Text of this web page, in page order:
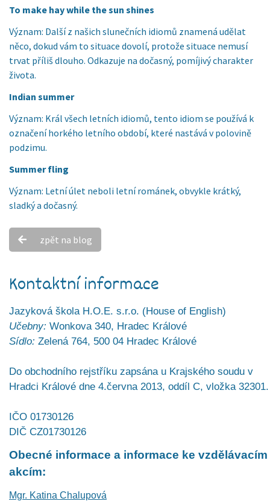
To make hay while the sun shines
Význam: Další z našich slunečních idiomů znamená udělat
něco, dokud vám to situace dovolí, protože situace nemusí
trvat příliš dlouho. Odkazuje na dočasný, pomíjivý charakter
života.
Indian summer
Význam: Král všech letních idiomů, tento idiom se používá k
označení horkého letního období, které nastává v polovině
podzimu.
Summer fling
Význam: Letní úlet neboli letní románek, obvykle krátký,
sladký a dočasný.
zpět na blog
Kontaktní informace
Jazyková škola H.O.E. s.r.o. (House of English)
Učebny: Wonkova 340, Hradec Králové
Sídlo: Zelená 764, 500 04 Hradec Králové
Do obchodního rejstříku zapsána u Krajského soudu v
Hradci Králové dne 4.června 2013, oddíl C, vložka 32301.
IČO 01730126
DIČ CZ01730126
Obecné informace a informace ke vzdělávacím
akcím:
Mgr. Katina Chalupová